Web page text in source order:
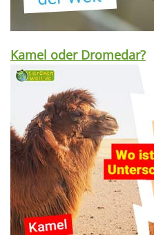
Kamel oder Dromedar?